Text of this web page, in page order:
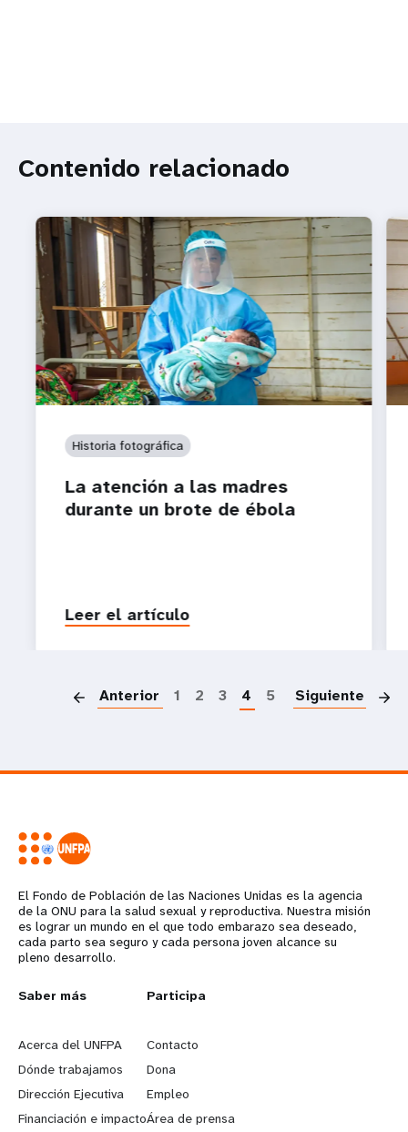
Contenido relacionado
Historia fotográfica
La atención a las madres
durante un brote de ébola
Leer el artículo
Anterior 1 2 3 4 5 Siguiente
El Fondo de Población de las Naciones Unidas es la agencia
de la ONU para la salud sexual y reproductiva. Nuestra misión
es lograr un mundo en el que todo embarazo sea deseado,
cada parto sea seguro y cada persona joven alcance su
pleno desarrollo.
L
e
a
r
Saber más
Acerca del UNFPA
Dónde trabajamos
Dirección Ejecutiva
Financiación e impacto
G
o
b
e
Participa
Contacto
Dona
Empleo
Área de prensa